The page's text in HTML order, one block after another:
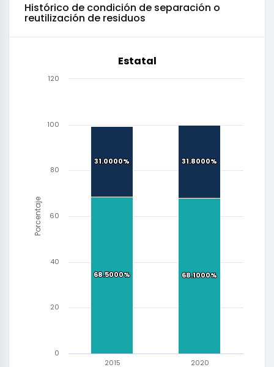
Histórico de condición de separación o
reutilización de residuos
Porcentaje
Estatal
31.0000%
31.0000% 31.8000%
31.8000%
68.5000%
68.5000% 68.1000%
68.1000%
2015 2020
0
20
40
60
80
100
120